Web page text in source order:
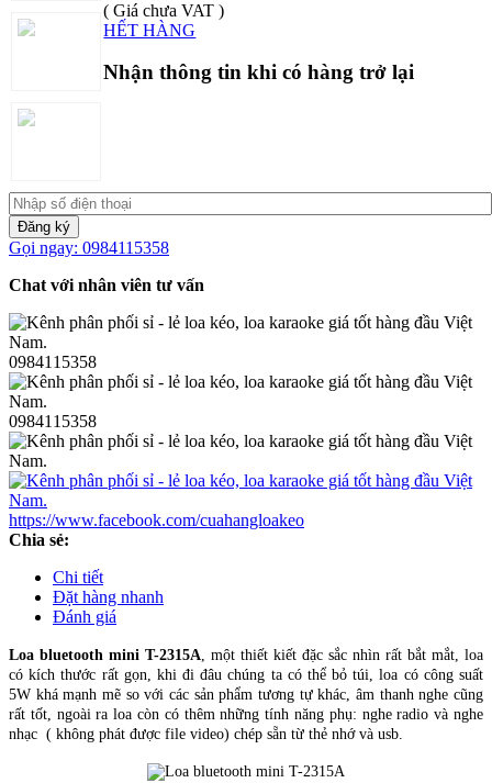
( Giá chưa VAT )
HẾT HÀNG
Nhận thông tin khi có hàng trở lại
Đăng ký
Gọi ngay: 0984115358
Chat với nhân viên tư vấn
0984115358
0984115358
https://www.facebook.com/cuahangloakeo
Chia sẻ:
Chi tiết
Đặt hàng nhanh
Đánh giá
Loa bluetooth mini T-2315A , một thiết kiết đặc sắc nhìn rất bắt mắt, loa
có kích thước rất gọn, khi đi đâu chúng ta có thể bỏ túi, loa có công suất
5W khá mạnh mẽ so với các sản phẩm tương tự khác, âm thanh nghe cũng
rất tốt, ngoài ra loa còn có thêm những tính năng phụ: nghe radio và nghe
nhạc ( không phát được file video) chép sẵn từ thẻ nhớ và usb.